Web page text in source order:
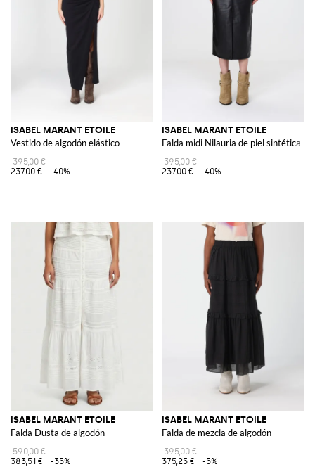
ISABEL MARANT ETOILE
Vestido de algodón elástico
395,00 €
237,00 €
-40%
ISABEL MARANT ETOILE
Falda midi Nilauria de piel sintética
395,00 €
237,00 €
-40%
ISABEL MARANT ETOILE
Falda Dusta de algodón
590,00 €
383,51 €
-35%
ISABEL MARANT ETOILE
Falda de mezcla de algodón
395,00 €
375,25 €
-5%